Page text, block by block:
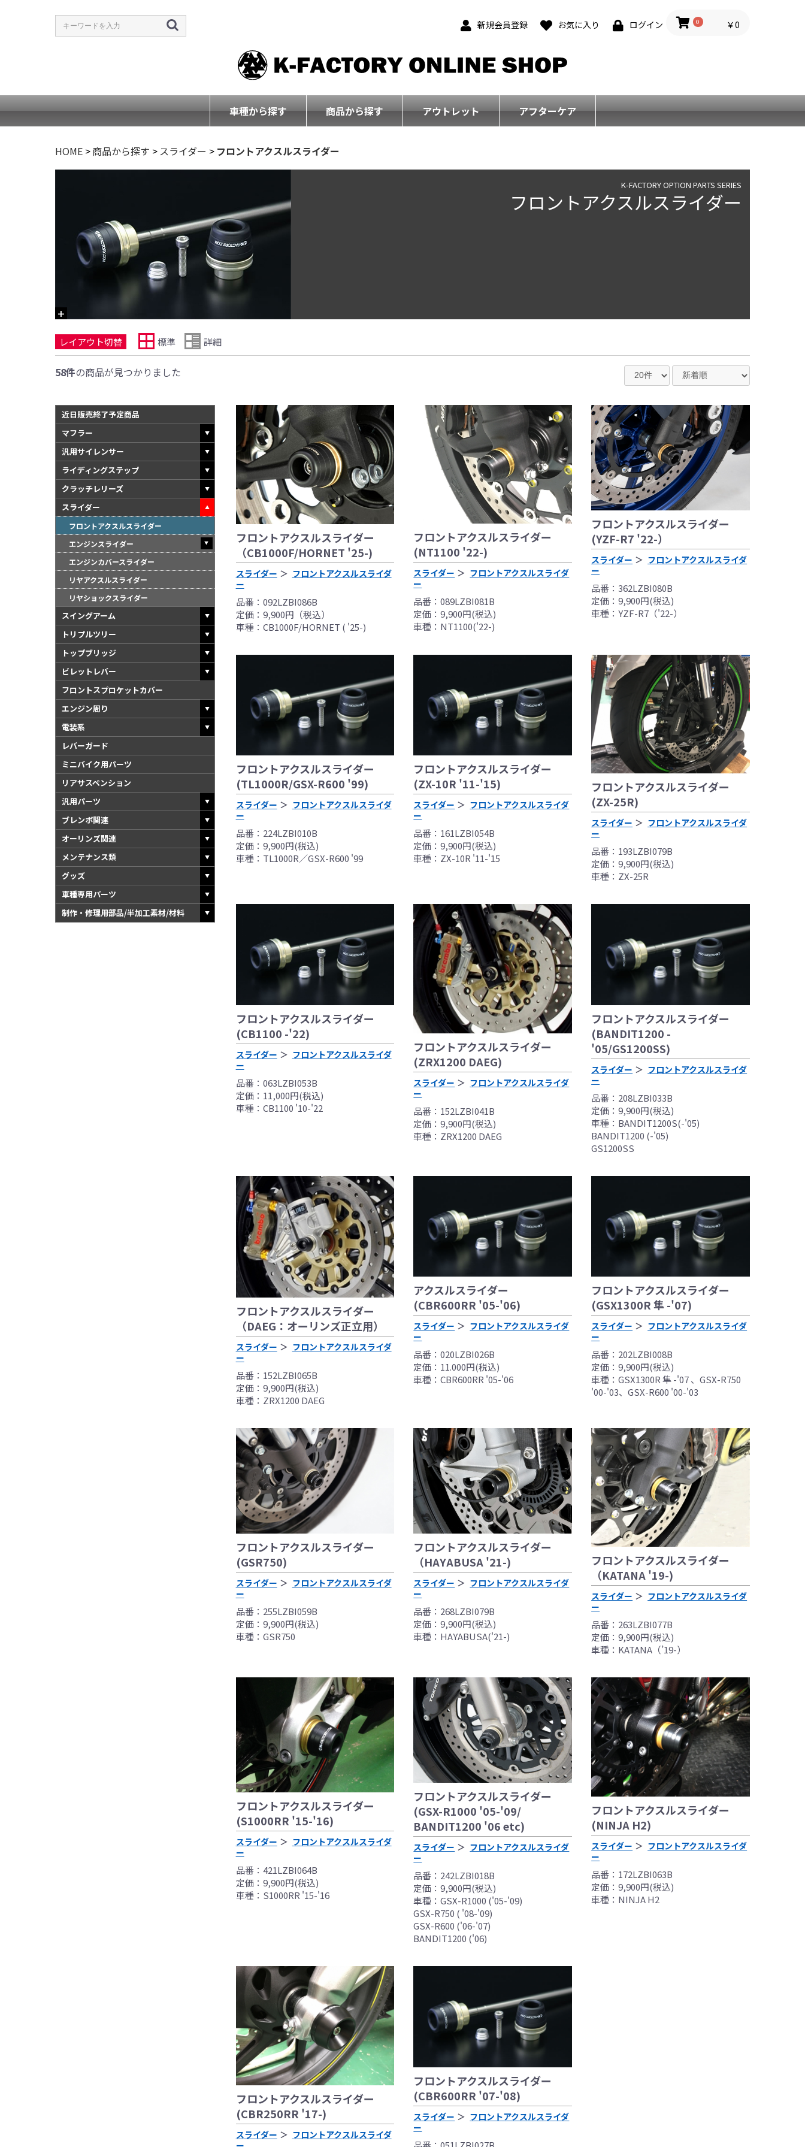
新規会員登録 お気に入り ログイン 0 ￥0
車種から探す 商品から探す アウトレット アフターケア
HOME >商品から探す >スライダー > フロントアクスルスライダー
K-FACTORY OPTION PARTS SERIES
フロントアクスルスライダー
レイアウト切替 標準 詳細
58件の商品が見つかりました
近日販売終了予定商品
マフラー
汎用サイレンサー
ライディングステップ
クラッチレリーズ
スライダー
フロントアクスルスライダー
エンジンスライダー
エンジンカバースライダー
リヤアクスルスライダー
リヤショックスライダー
スイングアーム
トリプルツリー
トップブリッジ
ビレットレバー
フロントスプロケットカバー
エンジン周り
電装系
レバーガード
ミニバイク用パーツ
リアサスペンション
汎用パーツ
ブレンボ関連
オーリンズ関連
メンテナンス類
グッズ
車種専用パーツ
制作・修理用部品/半加工素材/材料
フロントアクスルスライダー
（CB1000F/HORNET '25-)
スライダー
フロントアクスルスライダ
ー
品番：092LZBI086B
定価：9,900円（税込）
車種：CB1000F/HORNET ( '25-)
フロントアクスルスライダー
(NT1100 '22-)
スライダー
フロントアクスルスライダ
ー
品番：089LZBI081B
定価：9,900円(税込)
車種：NT1100('22-)
フロントアクスルスライダー
(YZF-R7 '22-）
スライダー
フロントアクスルスライダ
ー
品番：362LZBI080B
定価：9,900円(税込)
車種：YZF-R7（'22-）
フロントアクスルスライダー
(TL1000R/GSX-R600 '99)
スライダー
フロントアクスルスライダ
ー
品番：224LZBI010B
定価：9,900円(税込)
車種：TL1000R／GSX-R600 '99
フロントアクスルスライダー
(ZX-10R '11-'15)
スライダー
フロントアクスルスライダ
ー
品番：161LZBI054B
定価：9,900円(税込)
車種：ZX-10R '11-'15
フロントアクスルスライダー
(ZX-25R)
スライダー
フロントアクスルスライダ
ー
品番：193LZBI079B
定価：9,900円(税込)
車種：ZX-25R
フロントアクスルスライダー
(CB1100 -'22)
スライダー
フロントアクスルスライダ
ー
品番：063LZBI053B
定価：11,000円(税込)
車種：CB1100 '10-'22
フロントアクスルスライダー
(ZRX1200 DAEG)
スライダー
フロントアクスルスライダ
ー
品番：152LZBI041B
定価：9,900円(税込)
車種：ZRX1200 DAEG
フロントアクスルスライダー
(BANDIT1200 -
'05/GS1200SS)
スライダー
フロントアクスルスライダ
ー
品番：208LZBI033B
定価：9,900円(税込)
車種：BANDIT1200S(-'05)
BANDIT1200 (-'05)
GS1200SS
フロントアクスルスライダー
（DAEG：オーリンズ正立用）
スライダー
フロントアクスルスライダ
ー
品番：152LZBI065B
定価：9,900円(税込)
車種：ZRX1200 DAEG
アクスルスライダー
(CBR600RR '05-'06)
スライダー
フロントアクスルスライダ
ー
品番：020LZBI026B
定価：11.000円(税込)
車種：CBR600RR '05-'06
フロントアクスルスライダー
(GSX1300R 隼 -'07)
スライダー
フロントアクスルスライダ
ー
品番：202LZBI008B
定価：9,900円(税込)
車種：GSX1300R 隼 -'07 、GSX-R750
'00-'03、GSX-R600 '00-'03
フロントアクスルスライダー
(GSR750)
スライダー
フロントアクスルスライダ
ー
品番：255LZBI059B
定価：9,900円(税込)
車種：GSR750
フロントアクスルスライダー
（HAYABUSA '21-)
スライダー
フロントアクスルスライダ
ー
品番：268LZBI079B
定価：9,900円(税込)
車種：HAYABUSA('21-)
フロントアクスルスライダー
（KATANA '19-)
スライダー
フロントアクスルスライダ
ー
品番：263LZBI077B
定価：9,900円(税込)
車種：KATANA（’19-）
フロントアクスルスライダー
(S1000RR '15-'16)
スライダー
フロントアクスルスライダ
ー
品番：421LZBI064B
定価：9,900円(税込)
車種：S1000RR '15-'16
フロントアクスルスライダー
(GSX-R1000 '05-'09/
BANDIT1200 '06 etc)
スライダー
フロントアクスルスライダ
ー
品番：242LZBI018B
定価：9,900円(税込)
車種：GSX-R1000 ('05-'09)
GSX-R750 ( '08-'09)
GSX-R600 ('06-'07)
BANDIT1200 ('06)
フロントアクスルスライダー
(NINJA H2)
スライダー
フロントアクスルスライダ
ー
品番：172LZBI063B
定価：9,900円(税込)
車種：NINJA H2
フロントアクスルスライダー
(CBR250RR '17-)
スライダー
フロントアクスルスライダ
フロントアクスルスライダー
(CBR600RR '07-'08)
スライダー
フロントアクスルスライダ
ー
●当HP内では、マフラーの取付けイメージをわかりやすくするために一般車両に装着した写真を使用
しております。
●レーシングパーツはサーキットにおけるスポーツ走行ならびにレース使用を目的としており公道
（※）での使用は出来ません。
●国内で開催される全ての競技に対応するわけではございません。
レースでの使用に際しては、主催者が発行する競技規則を確認の上、お客様ご自身の判断により装着
をお願い致します。
●取り付けについては専門の資格と知識・経験を有した整備士が、指定のサービスマニュアル、指定の
基準に基づいた取り付けを行ってください。
なお、取付時、使用時、その他で起きた全ての事故、故障に対し保険、保証等は一切無く、商品の返
品、クレーム等も受付できませんので、あらかじめご了承ください。
●商品の仕様・価格につきましては事前の予告無く変更となる場合がありますので了承願います。